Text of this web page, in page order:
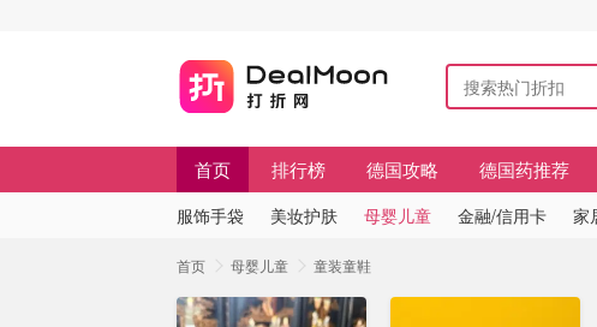
首页 排行榜 德国攻略 德国药推荐
服饰手袋 美妆护肤 母婴儿童 金融/信用卡 家
首页 母婴儿童 童装童鞋